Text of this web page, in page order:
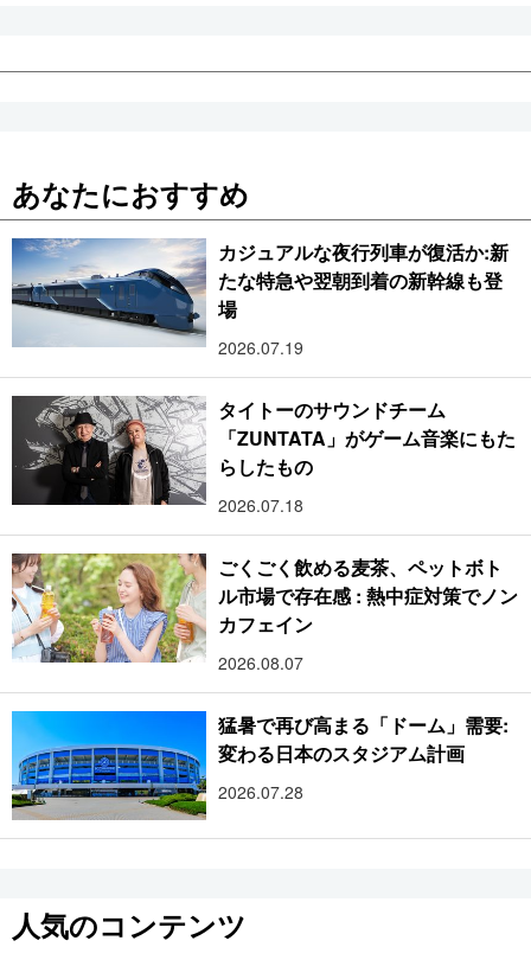
あなたにおすすめ
カジュアルな夜行列車が復活か:新
たな特急や翌朝到着の新幹線も登
場
2026.07.19
タイトーのサウンドチーム
「ZUNTATA」がゲーム音楽にもた
らしたもの
2026.07.18
ごくごく飲める麦茶、ペットボト
ル市場で存在感 : 熱中症対策でノン
カフェイン
2026.08.07
猛暑で再び高まる「ドーム」需要:
変わる日本のスタジアム計画
2026.07.28
人気のコンテンツ